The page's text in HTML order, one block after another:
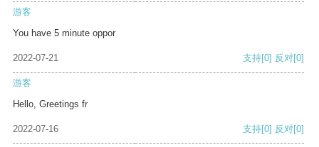
游客
You have 5 minute oppor
2022-07-21 支持[0] 反对[0]
游客
Hello, Greetings fr
2022-07-16 支持[0] 反对[0]